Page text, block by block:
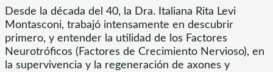
Desde la década del 40, la Dra. Italiana Rita Levi
Montasconi, trabajó intensamente en descubrir
primero, y entender la utilidad de los Factores
Neurotróficos (Factores de Crecimiento Nervioso), en
la supervivencia y la regeneración de axones y